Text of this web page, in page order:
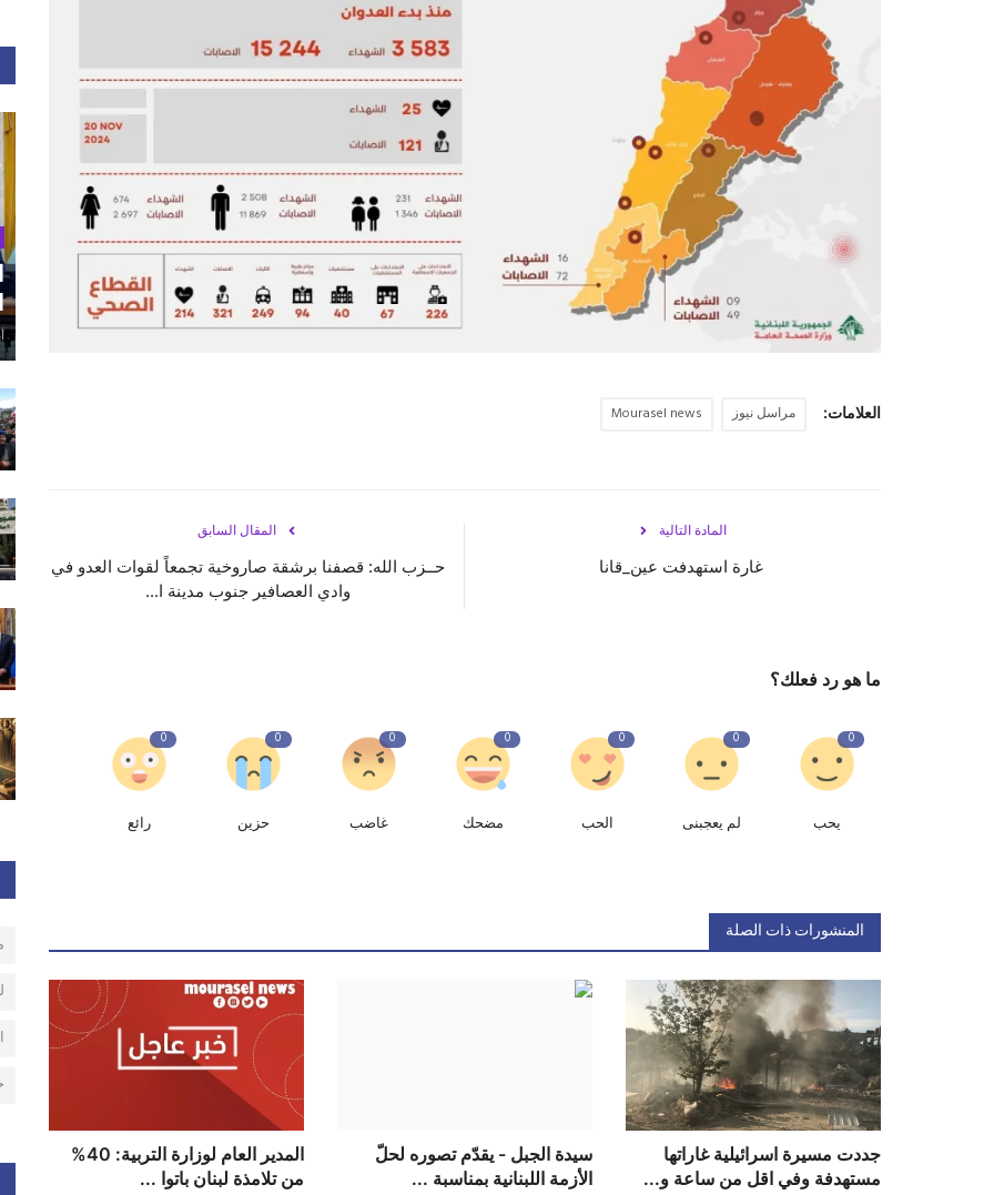
العلامات: مراسل نيوز Mourasel news
المقال السابق
حــزب الله: قصفنا برشقة صاروخية تجمعاً لقوات العدو في
وادي العصافير جنوب مدينة ا...
المادة التالية
غارة استهدفت ⁧‫عين_قانا‬⁩
ما هو رد فعلك؟
0
يحب
0
لم يعجبنى
0
الحب
0
مضحك
0
غاضب
0
حزين
0
رائع
المنشورات ذات الصلة
جددت مسيرة اسرائيلية غاراتها
مستهدفة وفي اقل من ساعة و...
سيدة الجبل - يقدّم تصوره لحلّ
الأزمة اللبنانية بمناسبة ...
المدير العام لوزارة التربية: 40%
من تلامذة لبنان باتوا ...